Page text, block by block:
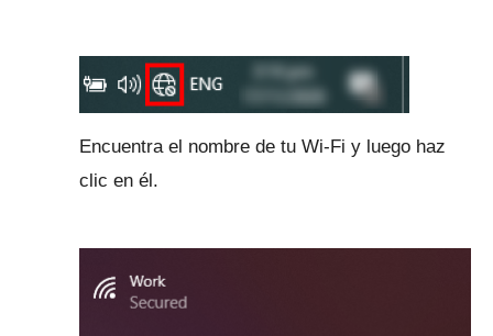
Encuentra el nombre de tu Wi-Fi y luego haz
clic en él.